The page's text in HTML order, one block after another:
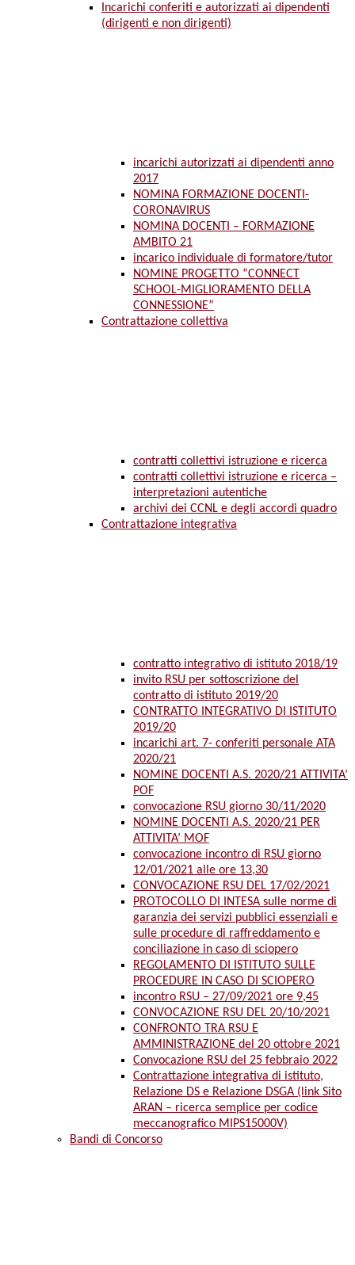
Incarichi conferiti e autorizzati ai dipendenti
(dirigenti e non dirigenti)
incarichi autorizzati ai dipendenti anno
2017
NOMINA FORMAZIONE DOCENTI-
CORONAVIRUS
NOMINA DOCENTI – FORMAZIONE
AMBITO 21
incarico individuale di formatore/tutor
NOMINE PROGETTO “CONNECT
SCHOOL-MIGLIORAMENTO DELLA
CONNESSIONE”
Contrattazione collettiva
contratti collettivi istruzione e ricerca
contratti collettivi istruzione e ricerca –
interpretazioni autentiche
archivi dei CCNL e degli accordi quadro
Contrattazione integrativa
contratto integrativo di istituto 2018/19
invito RSU per sottoscrizione del
contratto di istituto 2019/20
CONTRATTO INTEGRATIVO DI ISTITUTO
2019/20
incarichi art. 7- conferiti personale ATA
2020/21
NOMINE DOCENTI A.S. 2020/21 ATTIVITA’
POF
convocazione RSU giorno 30/11/2020
NOMINE DOCENTI A.S. 2020/21 PER
ATTIVITA’ MOF
convocazione incontro di RSU giorno
12/01/2021 alle ore 13,30
CONVOCAZIONE RSU DEL 17/02/2021
PROTOCOLLO DI INTESA sulle norme di
garanzia dei servizi pubblici essenziali e
sulle procedure di raffreddamento e
conciliazione in caso di sciopero
REGOLAMENTO DI ISTITUTO SULLE
PROCEDURE IN CASO DI SCIOPERO
incontro RSU – 27/09/2021 ore 9,45
CONVOCAZIONE RSU DEL 20/10/2021
CONFRONTO TRA RSU E
AMMINISTRAZIONE del 20 ottobre 2021
Convocazione RSU del 25 febbraio 2022
Contrattazione integrativa di istituto,
Relazione DS e Relazione DSGA (link Sito
ARAN – ricerca semplice per codice
meccanografico MIPS15000V)
Bandi di Concorso